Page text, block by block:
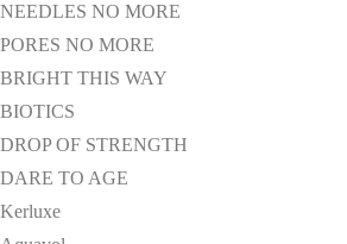
NEEDLES NO MORE
PORES NO MORE
BRIGHT THIS WAY
BIOTICS
DROP OF STRENGTH
DARE TO AGE
Kerluxe